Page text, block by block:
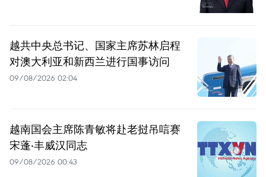
越共中央总书记、国家主席苏林启程
对澳大利亚和新西兰进行国事访问
09/08/2026 02:04
越南国会主席陈青敏将赴老挝吊唁赛
宋蓬·丰威汉同志
09/08/2026 00:43